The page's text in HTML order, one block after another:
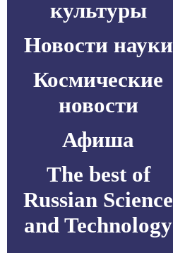
культуры
Новости науки
Космические
новости
Афиша
The best of
Russian Science
and Technology